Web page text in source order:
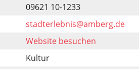
09621 10-1233
stadterlebnis@amberg.de
Website besuchen
Kultur